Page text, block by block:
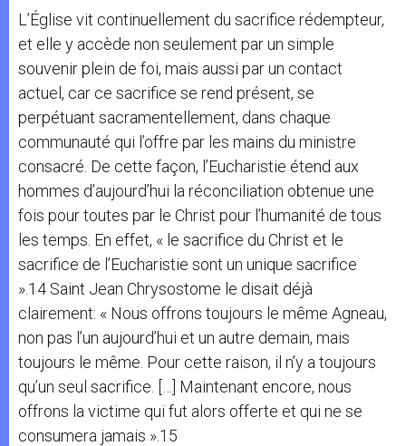
L’Église vit continuellement du sacrifice rédempteur,
et elle y accède non seulement par un simple
souvenir plein de foi, mais aussi par un contact
actuel, car ce sacrifice se rend présent, se
perpétuant sacramentellement, dans chaque
communauté qui l’offre par les mains du ministre
consacré. De cette façon, l’Eucharistie étend aux
hommes d’aujourd’hui la réconciliation obtenue une
fois pour toutes par le Christ pour l’humanité de tous
les temps. En effet, « le sacrifice du Christ et le
sacrifice de l’Eucharistie sont un unique sacrifice
».14 Saint Jean Chrysostome le disait déjà
clairement: « Nous offrons toujours le même Agneau,
non pas l’un aujourd’hui et un autre demain, mais
toujours le même. Pour cette raison, il n’y a toujours
qu’un seul sacrifice. […] Maintenant encore, nous
offrons la victime qui fut alors offerte et qui ne se
consumera jamais ».15